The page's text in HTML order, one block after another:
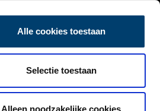
Alle cookies toestaan
Selectie toestaan
Alleen noodzakelijke cookies